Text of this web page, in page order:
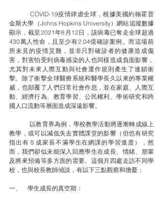
金斯大學（Johns Hopkins University）網站追蹤數據
顯示，截至2021年8月12日，該病毒已奪走全球超過
430萬人性命，且至少有2.04億確診案例。而這場前
所未見的疫情災難，並非只對確診者的健康造成傷
害，對害怕受到病毒感染的人也同樣造成負面影響，
尤其對未來人際互動與社會運作規則產生了連鎖衝
擊。除了衝擊全球醫療系統和醫學長久以來的專業權
威，也顛覆了人們日常社會作息，並在家庭、人際互
動、經濟行為、教育學習、公民權利、學術研究和跨
國人口流動等層面造成深遠影響。
教學，或可以減低失去實體課堂的影響（但也有研究
指出有５成家長不滿學生在網課的學習進度），然
而，我們卻似未能深入回應學生在成長、情緒、朋輩
及將來預備等多方面的需要。這個月四處走訪不同學
校，也與校長教師傾談，有以下三點觀察和擔憂：
一、    學生成長的真空期：